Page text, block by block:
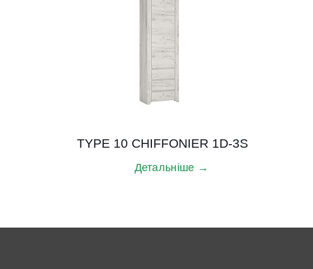
TYPE 10 CHIFFONIER 1D-3S
Детальніше →